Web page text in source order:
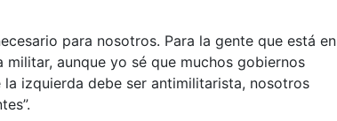
para nosotros. Para la gente que está en
aunque yo sé que muchos gobiernos
izquierda debe ser antimilitarista, nosotros